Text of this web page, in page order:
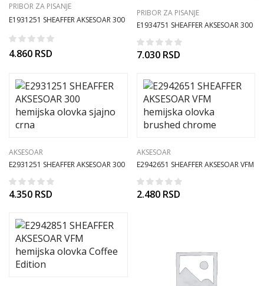
PRIBOR ZA PISANJE
E1931251 SHEAFFER AKSESOAR 300
4.860 RSD
PRIBOR ZA PISANJE
E1934751 SHEAFFER AKSESOAR 300
roler olovka mat crni reljef-sjajni
hrom GT
7.030 RSD
AKSESOAR
E2931251 SHEAFFER AKSESOAR 300
hemijska olovka sjajno crna
4.350 RSD
AKSESOAR
E2942651 SHEAFFER AKSESOAR VFM
hemijska olovka brushed chrome
2.480 RSD